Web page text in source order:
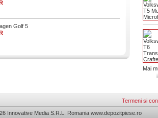
Golf 5
Mai
Termeni si
Innovative Media S.R.L. Romania www.depozitpiese.ro